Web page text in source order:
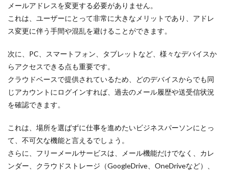
メールアドレスを変更する必要がありません。
これは、ユーザーにとって非常に大きなメリットであり、アドレ
ス変更に伴う手間や混乱を避けることができます。
次に、PC、スマートフォン、タブレットなど、様々なデバイスか
らアクセスできる点も重要です。
クラウドベースで提供されているため、どのデバイスからでも同
じアカウントにログインすれば、過去のメール履歴や送受信状況
を確認できます。
これは、場所を選ばずに仕事を進めたいビジネスパーソンにとっ
て、不可欠な機能と言えるでしょう。
さらに、フリーメールサービスは、メール機能だけでなく、カレ
ンダー、クラウドストレージ（GoogleDrive、OneDriveなど）、